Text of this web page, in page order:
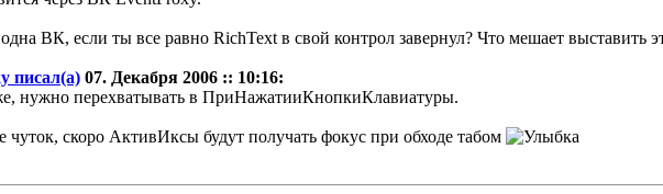
ВК, если ты все равно RichText в свой контрол завернул? Что мешает выставить
писал(а) 07. Декабря 2006 :: 10:16:
нужно перехватывать в ПриНажатииКнопкиКлавиатуры.
чуток, скоро АктивИксы будут получать фокус при обходе табом